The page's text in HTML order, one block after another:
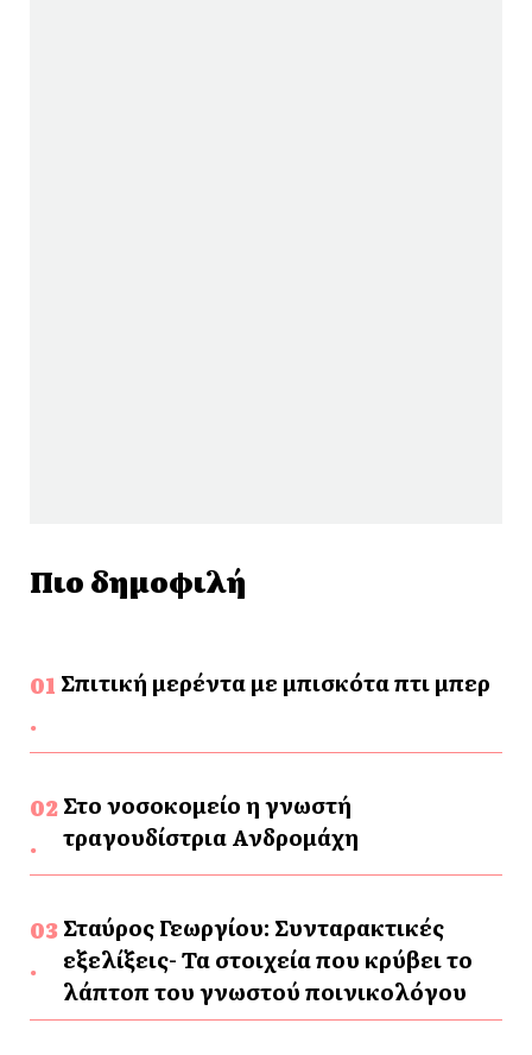
Πιο δημοφιλή
Σπιτική μερέντα με μπισκότα πτι μπερ
Στο νοσοκομείο η γνωστή
τραγουδίστρια Ανδρομάχη
Σταύρος Γεωργίου: Συνταρακτικές
εξελίξεις- Τα στοιχεία που κρύβει το
λάπτοπ του γνωστού ποινικολόγου